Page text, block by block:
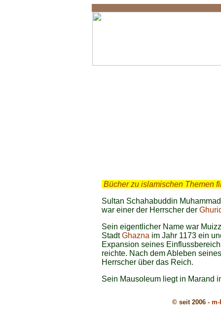
Bücher zu islamischen Themen
Sultan Schahabuddin
war einer der Herrscher der
Sein eigentlicher Name war
StadtGhazna im Jahr 1173 ein
Expansion seines
reichte. Nach dem Ableben
Herrscher über das Reich.
Sein Mausoleum liegt in Marand
© seit 2006 - m-